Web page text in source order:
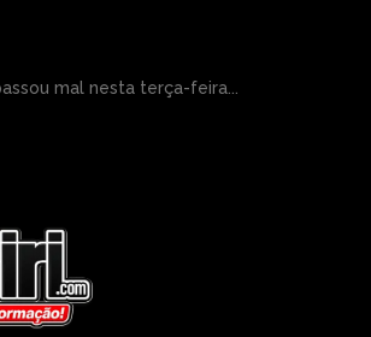
mal nesta terça-feira...